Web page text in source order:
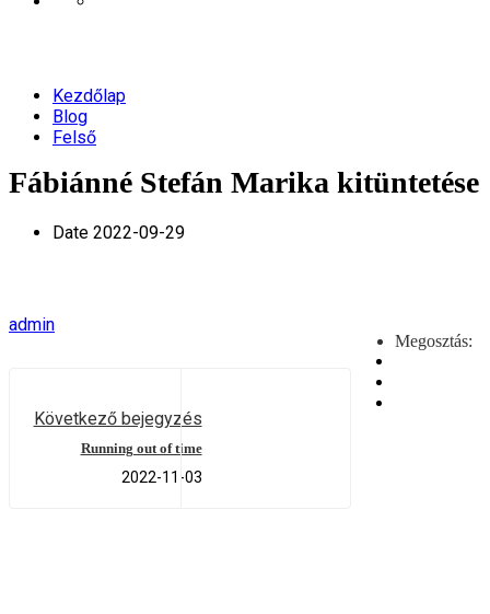
Kezdőlap
Blog
Felső
Fábiánné Stefán Marika kitüntetése
Date 2022-09-29
Megosztás:
admin
Következő bejegyzés
Running out of time
2022-11-03